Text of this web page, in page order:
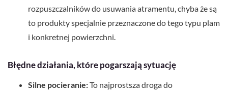
rozpuszczalników do usuwania atramentu, chyba że są
to produkty specjalnie przeznaczone do tego typu plam
i konkretnej powierzchni.
Błędne działania, które pogarszają sytuację
Silne pocieranie:To najprostsza droga do